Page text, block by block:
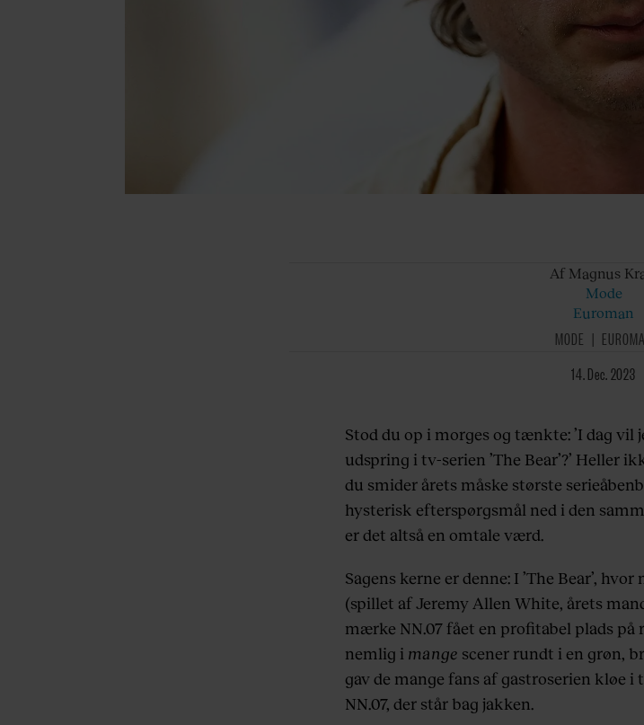
Af Magnus
Mode
Euroman
MODE
14. Dec. 2023
Stod du op i morges og tænkte: ’I dag vil
udspring i tv-serien ’The Bear’?’ Heller
du smider årets måske største
hysterisk efterspørgsmål ned i den
er det altså en omtale værd.
Sagens kerne er denne: I ’The Bear’,
(spillet af Jeremy Allen White, årets
mærke NN.07 fået en profitabel plads på
nemlig i mange scener rundt i en grøn,
gav de mange fans af gastroserien kløe i
NN.07, der står bag jakken.